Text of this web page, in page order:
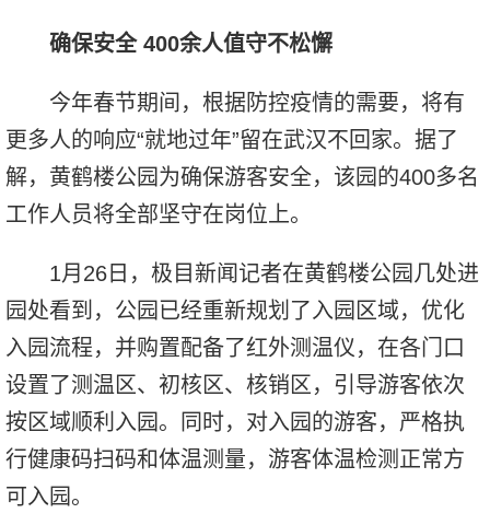
确保安全 400余人值守不松懈
今年春节期间，根据防控疫情的需要，将有
更多人的响应“就地过年”留在武汉不回家。据了
解，黄鹤楼公园为确保游客安全，该园的400多名
工作人员将全部坚守在岗位上。
1月26日，极目新闻记者在黄鹤楼公园几处进
园处看到，公园已经重新规划了入园区域，优化
入园流程，并购置配备了红外测温仪，在各门口
设置了测温区、初核区、核销区，引导游客依次
按区域顺利入园。同时，对入园的游客，严格执
行健康码扫码和体温测量，游客体温检测正常方
可入园。